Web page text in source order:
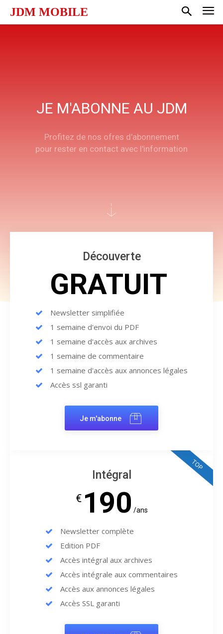
JDM MOBILE
JE M'ABONNE AU JDM
Profitez de nos ofres d'abonnement
pour rester en contact avec l'information
Découverte
GRATUIT
Newsletter simplifiée
1 semaine d'envoi du PDF
1 semaine d'accès aux archives
1 semaine de commentaire
1 semaine d'accès aux annonces légales
Accès ssl garanti
Je m'abonne
TOP
Intégral
€ 190 /ans
Newsletter complète
Edition PDF
Accès intégral aux archives
Accès intégrale aux commentaires
Accès aux annonces légales
Accès SSL garanti